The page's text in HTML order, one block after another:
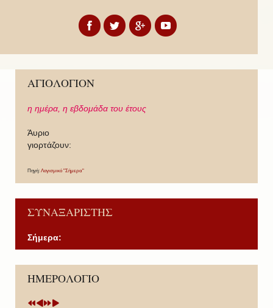
ΑΓΙΟΛΟΓΙΟΝ
η ημέρα, η εβδομάδα του έτους
Άυριο
γιορτάζουν:
Πηγή: Λογισμικό "Σήμερα"
ΣΥΝΑΞΑΡΙΣΤΗΣ
Σήμερα:
ΗΜΕΡΟΛΟΓΙΟ
P
r
v
P
r
v
N
e
t
N
e
t